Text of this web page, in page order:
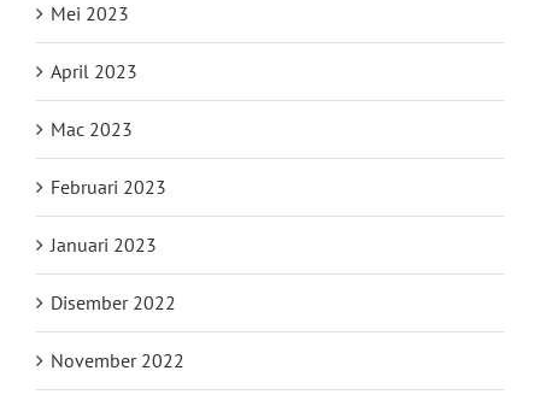
Mei 2023
April 2023
Mac 2023
Februari 2023
Januari 2023
Disember 2022
November 2022